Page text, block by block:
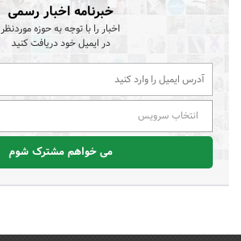
خبرنامه اخبار رسمی
اخبار را با توجه به حوزه موردنظر
در ایمیل خود دریافت کنید
انتخاب سرویس
می خواهم مشترک شوم